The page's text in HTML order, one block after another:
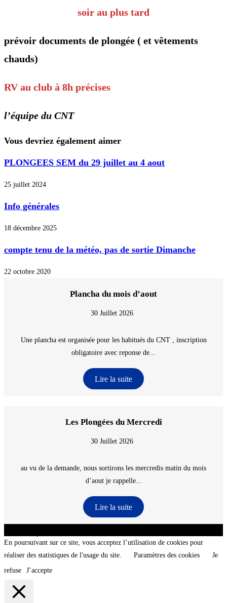
soir au plus tard
prévoir documents de plongée ( et vêtements
chauds)
RV au club à 8h précises
l’équipe du CNT
Vous devriez également aimer
PLONGEES SEM du 29 juillet au 4 aout
25 juillet 2024
Info générales
18 décembre 2025
compte tenu de la météo, pas de sortie Dimanche
22 octobre 2020
Plancha du mois d’aout
30 Juillet 2026
Une plancha est organisée pour les habitués du CNT , inscription
obligatoire avec reponse de...
Lire la suite
Les Plongées du Mercredi
30 Juillet 2026
au vu de la demande, nous sortirons les mercredis matin du mois
d’aout je rappelle...
Lire la suite
En poursuivant sur ce site, vous acceptez l’utilisation de cookies pour
réaliser des statistiques de l'usage du site.
Paramètres des cookies
Je
refuse
J’accepte